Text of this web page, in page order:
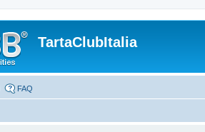
TartaClubItalia
FAQ